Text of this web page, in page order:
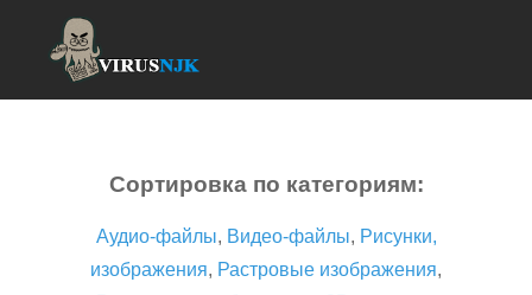
Сортировка по категориям:
Аудио-файлы, Видео-файлы, Рисунки,
изображения, Растровые изображения,